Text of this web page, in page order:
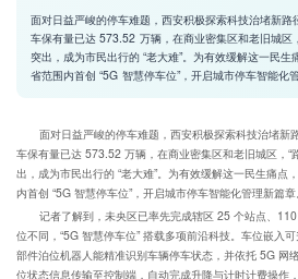
面对日益严峻的停车难题，西安积极探索科技治堵新
车保有量已达 573.52 万辆，在商业密集区和老旧城区
突出，成为市民出行的 “老大难”。为有效缓解这一民
省范围内首创 “5G 智慧停车位”，开启城市停车智能化管
面对日益严峻的停车难题，西安积极探索科技治堵
车保有量已达 573.52 万辆，在商业密集区和老旧城区，“
出，成为市民出行的 “老大难”。为有效缓解这一民生痛点
内首创 “5G 智慧停车位”，开启城市停车智能化管理新篇章。​
记者了解到，未央区已率先完成辖区 25 个站点、
位不同，“5G 智慧停车位” 搭载多项前沿科技。车位嵌入
部件泊位机器人能精准识别车辆停车状态，并依托 5G 网
位状态信息传输至控制端，自动完成升降与计时计费操作